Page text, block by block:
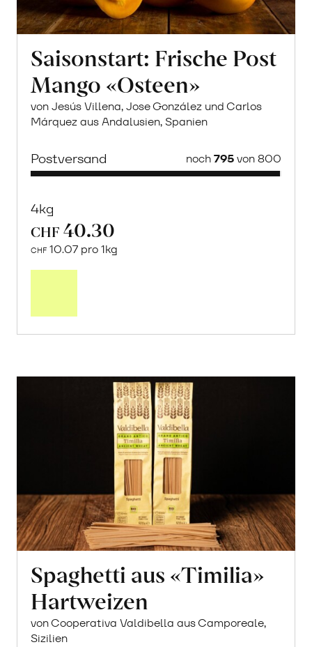
Saisonstart: Frische Post
Mango «Osteen»
von Jesús Villena, Jose González und Carlos
Márquez aus Andalusien, Spanien
Postversand noch795von 800
4kg
CHF 40.30
CHF 10.07 pro 1kg
Post
erfahren
Spaghetti aus «Timilia»
Hartweizen
von Cooperativa Valdibella aus Camporeale,
Sizilien